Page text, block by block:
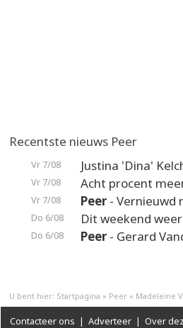
Recentste nieuws Peer
Vr 7/08 Justina 'Dina'
Vr 7/08 Acht procent
Vr 7/08 Peer- Vernieuwd
Do 6/08 Dit weekend
Do 6/08 Peer- Gerard
U bent hier: Startpagina » Peer » Madeleine
Contacteer ons | Adverteer | Over